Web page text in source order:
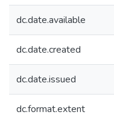
dc.date.available
dc.date.created
dc.date.issued
dc.format.extent